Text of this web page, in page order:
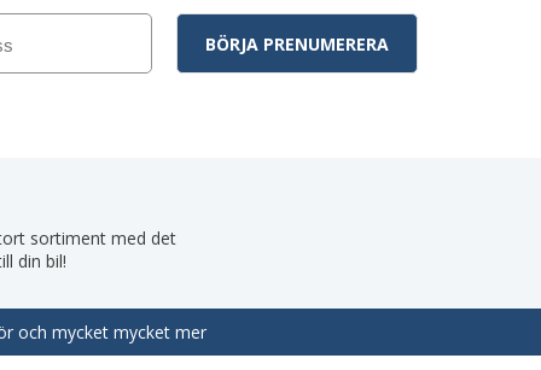
sortiment med det
din bil!
och mycket mycket mer